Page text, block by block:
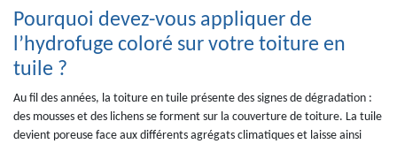
Pourquoi devez-vous appliquer de
l’hydrofuge coloré sur votre toiture en
tuile ?
Au fil des années, la toiture en tuile présente des signes de dégradation :
des mousses et des lichens se forment sur la couverture de toiture. La tuile
devient poreuse face aux différents agrégats climatiques et laisse ainsi